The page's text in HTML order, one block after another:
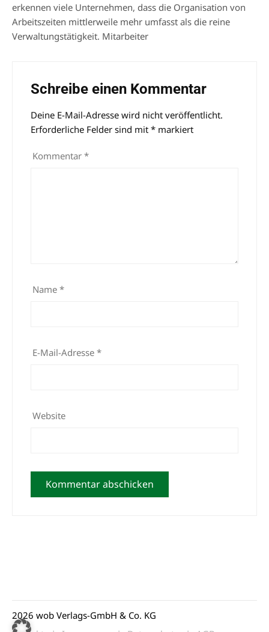
erkennen viele Unternehmen, dass die Organisation von
Arbeitszeiten mittlerweile mehr umfasst als die reine
Verwaltungstätigkeit. Mitarbeiter
Schreibe einen Kommentar
Deine E-Mail-Adresse wird nicht veröffentlicht.
Erforderliche Felder sind mit * markiert
Kommentar *
Name *
E-Mail-Adresse *
Website
Alternative:
2026 wob Verlags-GmbH & Co. KG